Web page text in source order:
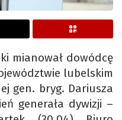
mianował dowódcę
lubelskim
gen. bryg. Dariusza
generała dywizji –